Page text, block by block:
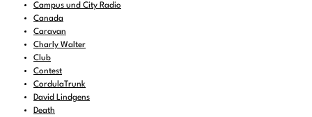
Campus und City Radio
Canada
Caravan
Charly Walter
Club
Contest
CordulaTrunk
David Lindgens
Death